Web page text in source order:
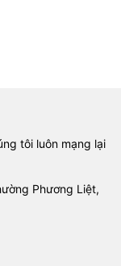
tôi luôn mạng lại
Phương Liệt,